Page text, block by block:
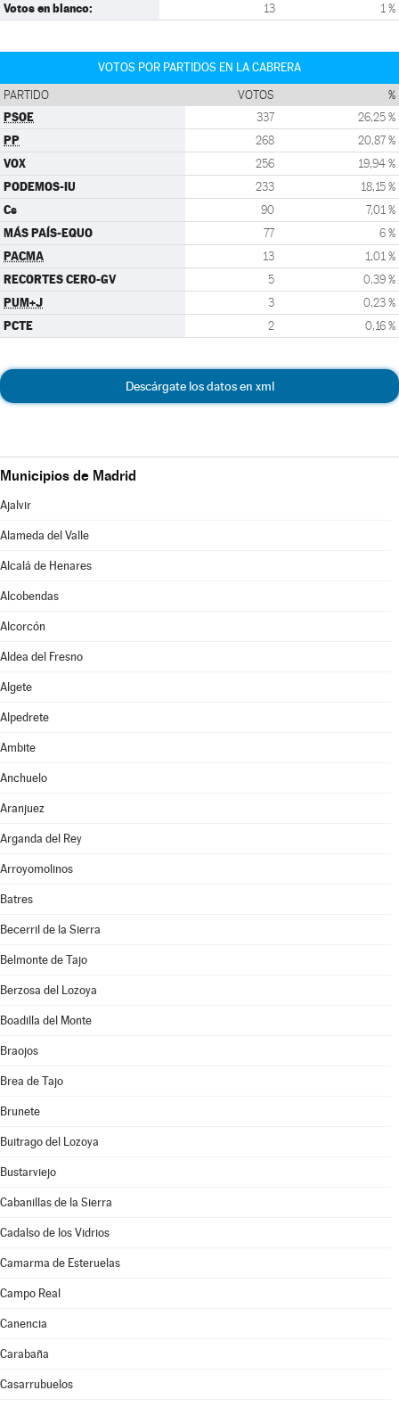
Votos en blanco: 13 1 %
VOTOS POR PARTIDOS EN LA CABRERA
PARTIDO VOTOS %
PSOE 337 26,25 %
PP 268 20,87 %
VOX 256 19,94 %
PODEMOS-IU 233 18,15 %
Cs 90 7,01 %
MÁS PAÍS-EQUO 77 6 %
PACMA 13 1,01 %
RECORTES CERO-GV 5 0,39 %
PUM+J 3 0,23 %
PCTE 2 0,16 %
Descárgate los datos en xml
Municipios de Madrid
Ajalvir
Alameda del Valle
Alcalá de Henares
Alcobendas
Alcorcón
Aldea del Fresno
Algete
Alpedrete
Ambite
Anchuelo
Aranjuez
Arganda del Rey
Arroyomolinos
Batres
Becerril de la Sierra
Belmonte de Tajo
Berzosa del Lozoya
Boadilla del Monte
Braojos
Brea de Tajo
Brunete
Buitrago del Lozoya
Bustarviejo
Cabanillas de la Sierra
Cadalso de los Vidrios
Camarma de Esteruelas
Campo Real
Canencia
Carabaña
Casarrubuelos